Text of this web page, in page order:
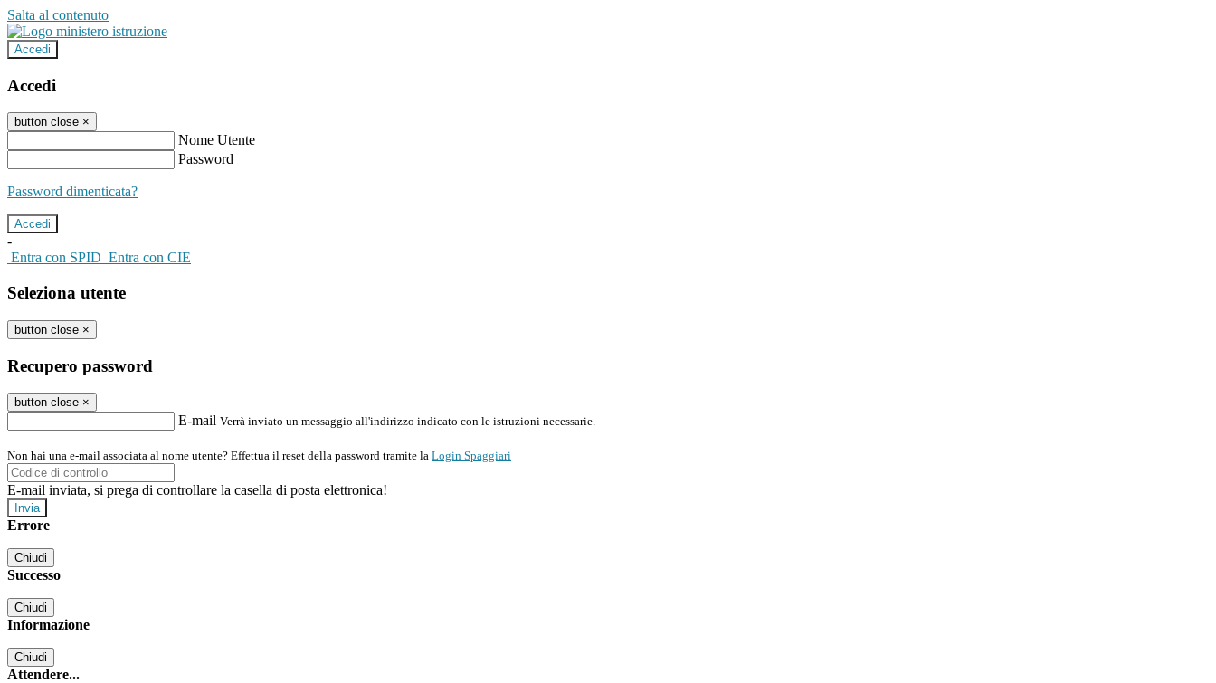
Salta al contenuto
Accedi
Accedi
button close ×
Nome Utente
Password
Password dimenticata?
-
Entra con SPID Entra con CIE
Seleziona utente
button close ×
Recupero password
button close ×
E-mail Verrà inviato un messaggio all'indirizzo indicato con le istruzioni necessarie.
Non hai una e-mail associata al nome utente? Effettua il reset della password tramite la Login Spaggiari
E-mail inviata, si prega di controllare la casella di posta elettronica!
Errore
Chiudi
Successo
Chiudi
Informazione
Chiudi
Attendere...